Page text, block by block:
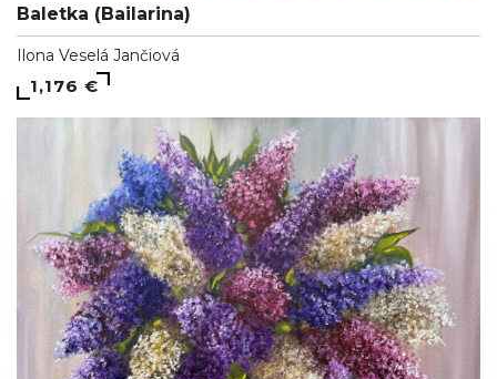
Baletka (Bailarina)
Ilona Veselá Jančiová
1,176 €